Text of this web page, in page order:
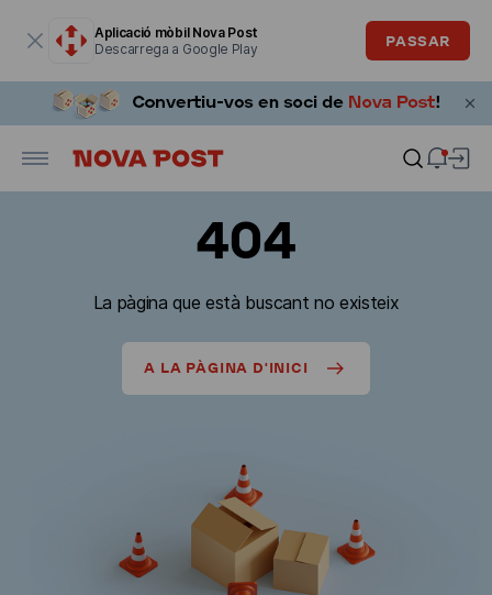
Aplicació mòbil Nova Post
Descarrega a Google Play
PASSAR
404
La pàgina que està buscant no existeix
A LA PÀGINA D'INICI